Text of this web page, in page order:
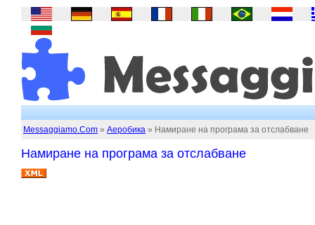
Messaggiamo.Com » Аеробика » Намиране на програма за отслабване
Намиране на програма за отслабване